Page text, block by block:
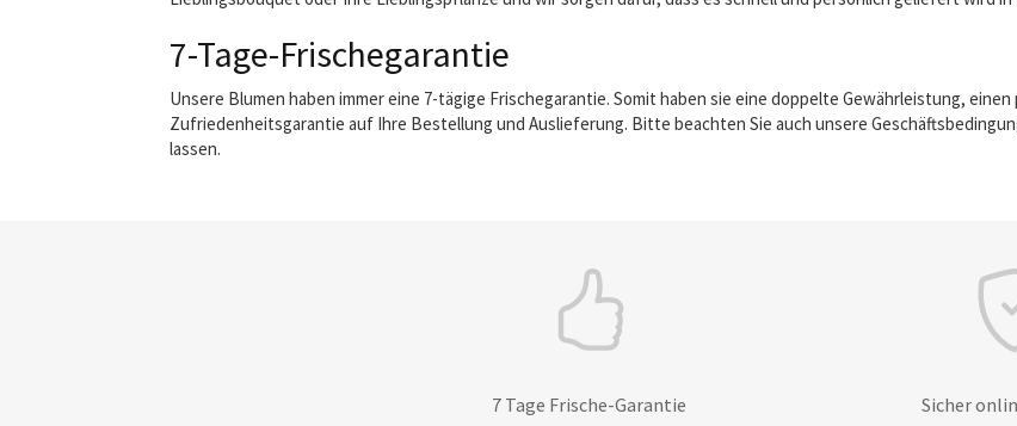
7-Tage-Frischegarantie
Unsere Blumen haben immer eine 7-tägige Frischegarantie. Somit haben sie eine doppelte Gewährleistung,
Zufriedenheitsgarantie auf Ihre Bestellung und Auslieferung. Bitte beachten Sie auch unsere
lassen.
7 Tage Frische-Garantie Sicher